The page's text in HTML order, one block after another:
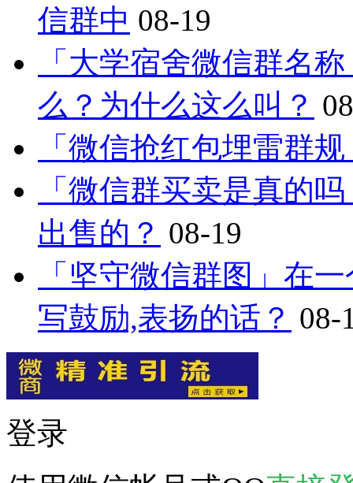
信群中 08-19
「大学宿舍微信群名
么？为什么这么叫？
「微信抢红包埋雷群
「微信群买卖是真的
出售的？ 08-19
「坚守微信群图」在
写鼓励,表扬的话？ 08-
登录